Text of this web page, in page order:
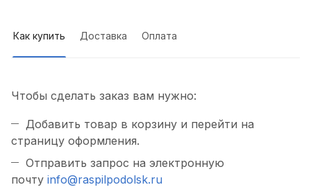
Как купить Доставка Оплата
Чтобы сделать заказ вам нужно:
Добавить товар в корзину и перейти на
страницу оформления.
Отправить запрос на электронную
почту info@raspilpodolsk.ru